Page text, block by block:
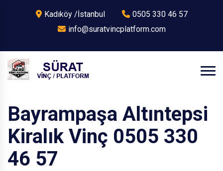
Kadıköy /İstanbul
0505 330 46 57
info@suratvincplatform.com
Bayrampaşa Altıntepsi
Kiralık Vinç 0505 330
46 57